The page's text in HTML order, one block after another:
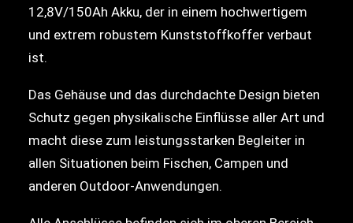
12,8V/150Ah Akku, der in einem hochwertigem
und extrem robustem Kunststoffkoffer verbaut
ist.
Das Gehäuse und das durchdachte Design bieten
Schutz gegen physikalische Einflüsse aller Art und
macht diese zum leistungsstarken Begleiter in
allen Situationen beim Fischen, Campen und
anderen Outdoor-Anwendungen.